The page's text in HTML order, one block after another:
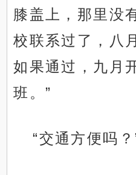
膝盖上，那里没
校联系过了，八
如果通过，九月
班。”
“交通方便吗？